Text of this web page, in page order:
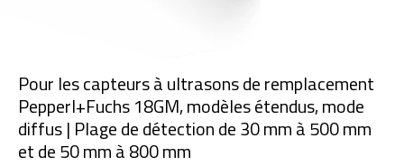
Pour les capteurs à ultrasons de remplacement
Pepperl+Fuchs 18GM, modèles étendus, mode
diffus | Plage de détection de 30 mm à 500 mm
et de 50 mm à 800 mm